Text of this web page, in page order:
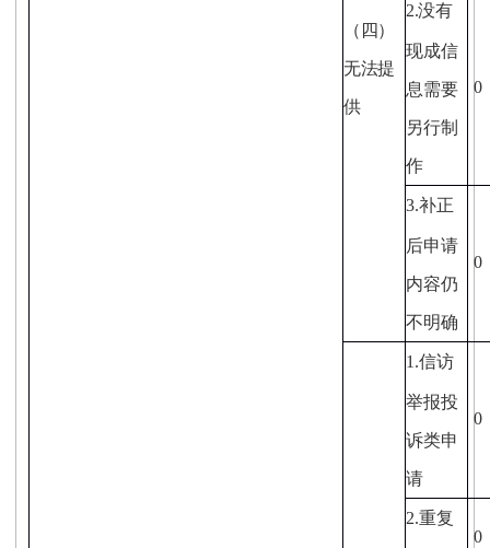
（四）
无法提
供
2.没有
现成信
息需要
另行制
作
0
3.补正
后申请
内容仍
不明确
0
1.信访
举报投
诉类申
请
0
2.重复
0